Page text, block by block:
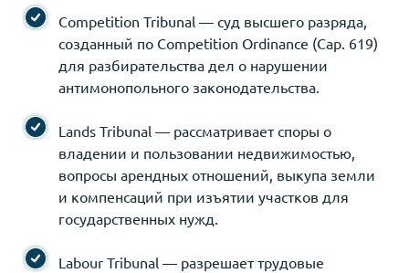
Competition Tribunal — суд высшего разряда,
созданный по Competition Ordinance (Cap. 619)
для разбирательства дел о нарушении
антимонопольного законодательства.
Lands Tribunal — рассматривает споры о
владении и пользовании недвижимостью,
вопросы арендных отношений, выкупа земли
и компенсаций при изъятии участков для
государственных нужд.
Labour Tribunal — разрешает трудовые